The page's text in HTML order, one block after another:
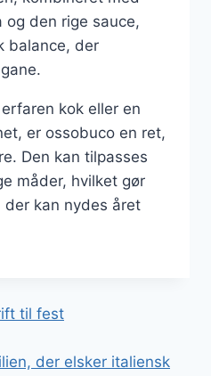
og den rige sauce,
balance, der
kok eller en
er ossobuco en ret,
Den kan tilpasses
måder, hvilket gør
kan nydes året
til fest
der elsker italiensk